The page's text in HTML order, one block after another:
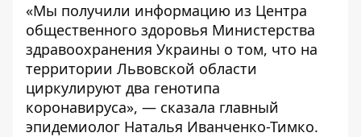
«Мы получили информацию из Центра
общественного здоровья Министерства
здравоохранения Украины о том, что на
территории Львовской области
циркулируют два генотипа
коронавируса», — сказала главный
эпидемиолог Наталья Иванченко-Тимко.